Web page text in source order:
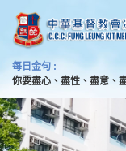
每日金句 :
你要盡心、盡性、盡意、